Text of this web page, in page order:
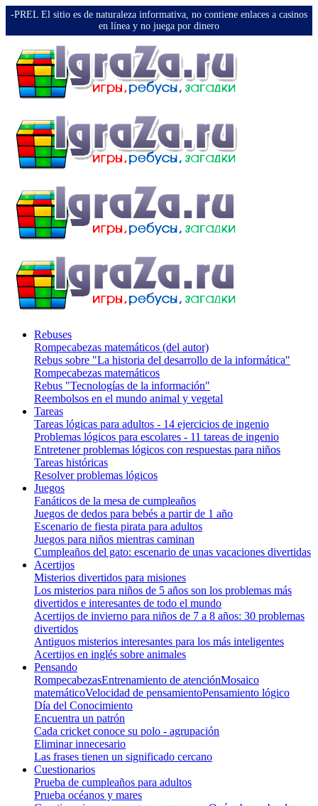
-PREL El sitio es de naturaleza informativa, no contiene enlaces a casinos
en línea y no juega por dinero
Rebuses
Rompecabezas matemáticos (del autor)
Rebus sobre "La historia del desarrollo de la informática"
Rompecabezas matemáticos
Rebus "Tecnologías de la información"
Reembolsos en el mundo animal y vegetal
Tareas
Tareas lógicas para adultos - 14 ejercicios de ingenio
Problemas lógicos para escolares - 11 tareas de ingenio
Entretener problemas lógicos con respuestas para niños
Tareas históricas
Resolver problemas lógicos
Juegos
Fanáticos de la mesa de cumpleaños
Juegos de dedos para bebés a partir de 1 año
Escenario de fiesta pirata para adultos
Juegos para niños mientras caminan
Cumpleaños del gato: escenario de unas vacaciones divertidas
Acertijos
Misterios divertidos para misiones
Los misterios para niños de 5 años son los problemas más
divertidos e interesantes de todo el mundo
Acertijos de invierno para niños de 7 a 8 años: 30 problemas
divertidos
Antiguos misterios interesantes para los más inteligentes
Acertijos en inglés sobre animales
Pensando
RompecabezasEntrenamiento de atenciónMosaico
matemáticoVelocidad de pensamientoPensamiento lógico
Día del Conocimiento
Encuentra un patrón
Cada cricket conoce su polo - agrupación
Eliminar innecesario
Las frases tienen un significado cercano
Cuestionarios
Prueba de cumpleaños para adultos
Prueba océanos y mares